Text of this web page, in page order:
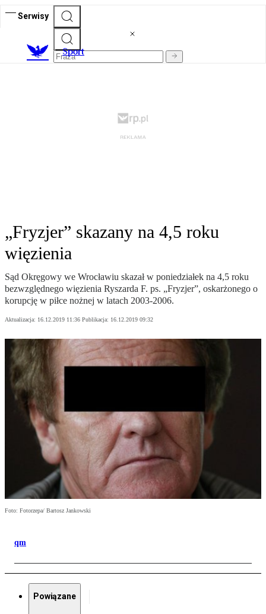
Serwisy
Sport
„Fryzjer” skazany na 4,5 roku
więzienia
Sąd Okręgowy we Wrocławiu skazał w poniedziałek na 4,5 roku
bezwzględnego więzienia Ryszarda F. ps. „Fryzjer”, oskarżonego o
korupcję w piłce nożnej w latach 2003-2006.
Aktualizacja: 16.12.2019 11:36 Publikacja: 16.12.2019 09:32
Foto: Fotorzepa/ Bartosz Jankowski
qm
Powiązane